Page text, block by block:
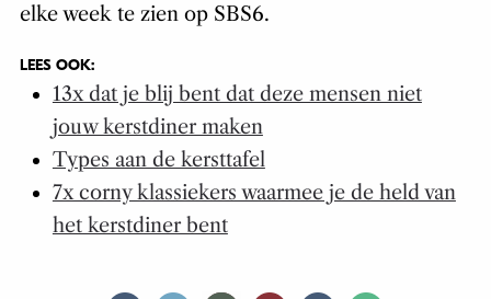
elke week te zien op SBS6.
LEES OOK:
13x dat je blij bent dat deze mensen niet
jouw kerstdiner maken
Types aan de kersttafel
7x corny klassiekers waarmee je de held van
het kerstdiner bent